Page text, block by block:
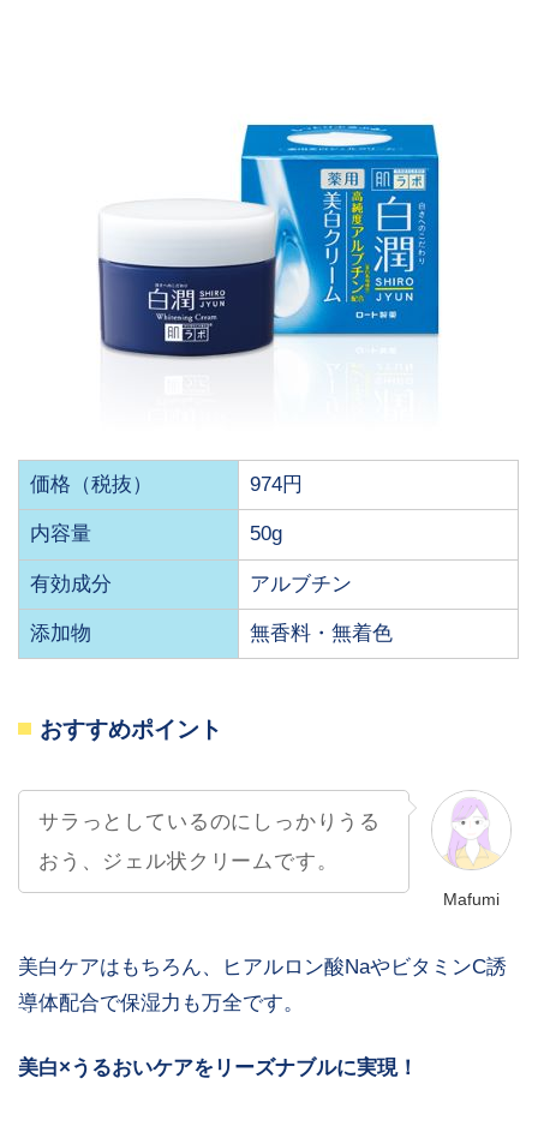
価格（税抜） 974円
内容量 50g
有効成分 アルブチン
添加物 無香料・無着色
おすすめポイント
Mafumi
サラっとしているのにしっかりうる
おう、ジェル状クリームです。
美白ケアはもちろん、ヒアルロン酸NaやビタミンC誘
導体配合で保湿力も万全です。
美白×うるおいケアをリーズナブルに実現！